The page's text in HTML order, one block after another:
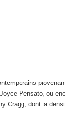
Pensato, ou
Cragg, dont la